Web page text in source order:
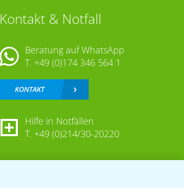
Kontakt & Notfall
Beratung auf WhatsApp
T. +49 (0)174 346 564 1
KONTAKT
Hilfe in Notfällen
T. +49 (0)214/30-20220